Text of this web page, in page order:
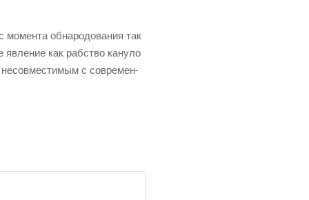
момен­та обна­ро­до­ва­ния так
явле­ние как раб­ство кану­ло
несов­ме­сти­мым с совре­мен­